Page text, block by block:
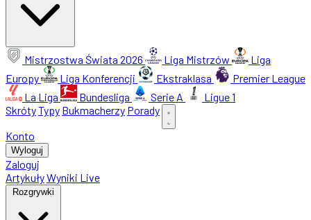
Mistrzostwa Świata 2026 Liga Mistrzów
Liga
Europy
Liga Konferencji Ekstraklasa
Premier League
La Liga
Bundesliga Serie A
Ligue 1
SkrótyTypy Bukmacherzy Porady
Konto
Wyloguj
Zaloguj
ArtykułyWyniki Live
Rozgrywki